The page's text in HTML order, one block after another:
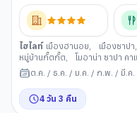
วัน 3 คืน โดยสายการบิน แอ
ไฮไลท์ เมืองฮานอย, เมืองซาปา,
หมู่บ้านกั๊ตกั๊ต, โมอาน่า ซาปา คา
ฮานอย
ทะเลสาบคืนดาบ, สะพ
ต.ค. / ธ.ค. / ม.ค. / ก.พ. / มี.ค.
4 วัน 3 คืน